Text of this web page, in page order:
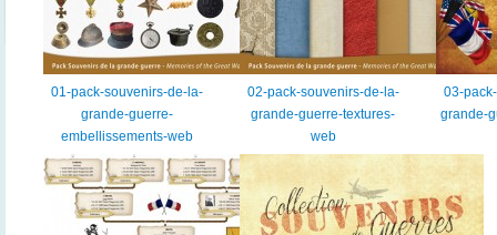
01-pack-souvenirs-de-la-
grande-guerre-
embellissements-web
02-pack-souvenirs-de-la-
grande-guerre-textures-
web
03-
grande-